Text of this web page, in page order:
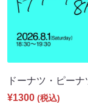
ドーナツ・ピー
¥1300 (税込)